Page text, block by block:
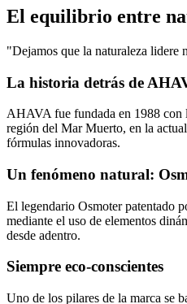
El equilibrio entre
"Dejamos que la naturaleza lidere
La historia detrás de
AHAVA fue fundada en 1988 con
región del Mar Muerto, en la
fórmulas innovadoras.
Un fenómeno natural:
El legendario Osmoter patentado
mediante el uso de elementos
desde adentro.
Siempre eco-conscientes
Uno de los pilares de la marca se